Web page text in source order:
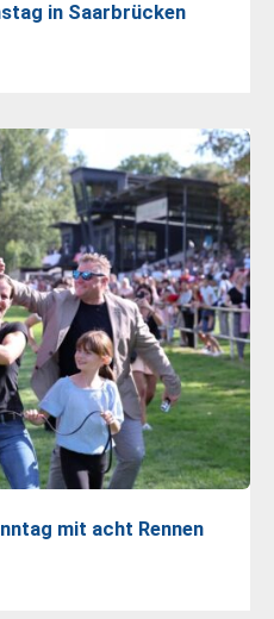
in Saarbrücken
mit acht Rennen